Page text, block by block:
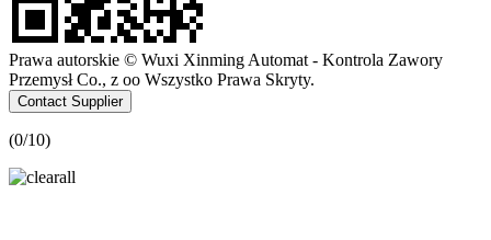
Prawa autorskie © Wuxi Xinming Automat - Kontrola Zawory
Przemysł Co., z oo Wszystko Prawa Skryty.
Contact Supplier
(0/10)